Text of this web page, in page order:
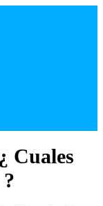
Cuales